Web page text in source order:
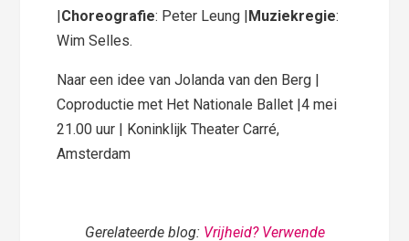
|Choreografie: Peter Leung |Muziekregie:
Wim Selles.
Naar een idee van Jolanda van den Berg |
Coproductie met Het Nationale Ballet |4 mei
21.00 uur | Koninklijk Theater Carré,
Amsterdam
Gerelateerde blog: Vrijheid? Verwende